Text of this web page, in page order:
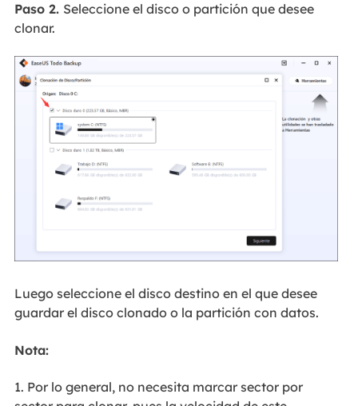
Paso 2. Seleccione el disco o partición que desee
clonar.
Luego seleccione el disco destino en el que desee
guardar el disco clonado o la partición con datos.
Nota:
1. Por lo general, no necesita marcar sector por